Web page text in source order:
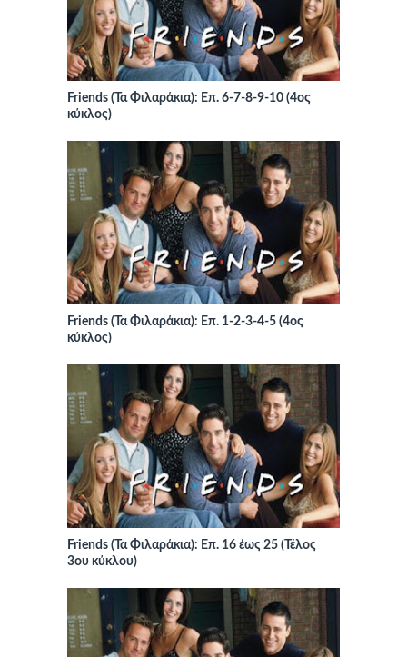
Friends (Τα Φιλαράκια): Επ. 6-7-8-9-10 (4ος
κύκλος)
Friends (Τα Φιλαράκια): Επ. 1-2-3-4-5 (4ος
κύκλος)
Friends (Τα Φιλαράκια): Επ. 16 έως 25 (Τέλος
3ου κύκλου)